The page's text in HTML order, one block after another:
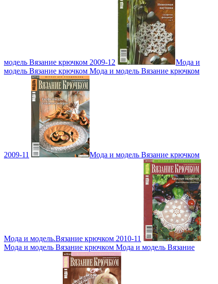
модель Вязание крючком 2009-12
Мода и
модель Вязание крючком Мода и модель Вязание крючком
2009-11 Мода и модель Вязание крючком
Мода и модель.Вязание крючком 2010-11
Мода и модель Вязание крючком Мода и модель Вязание